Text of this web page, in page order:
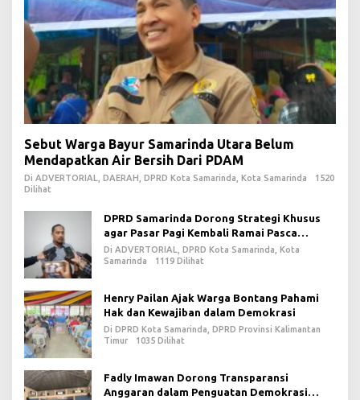
Sebut Warga Bayur Samarinda Utara Belum
Mendapatkan Air Bersih Dari PDAM
Di ADVERTORIAL, DAERAH, DPRD Kota Samarinda, Kota Samarinda
1520
Dilihat
DPRD Samarinda Dorong Strategi Khusus
agar Pasar Pagi Kembali Ramai Pasca
Revitalisasi
Di ADVERTORIAL, DPRD Kota Samarinda, Kota
Samarinda
1119 Dilihat
Henry Pailan Ajak Warga Bontang Pahami
Hak dan Kewajiban dalam Demokrasi
Di DPRD Kota Samarinda, DPRD Provinsi Kalimantan
Timur
1035 Dilihat
Fadly Imawan Dorong Transparansi
Anggaran dalam Penguatan Demokrasi